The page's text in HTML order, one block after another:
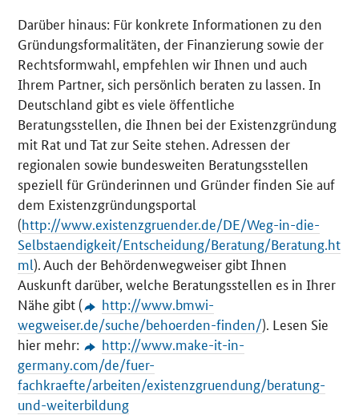
Darüber hinaus: Für konkrete Informationen zu den
Gründungsformalitäten, der Finanzierung sowie der
Rechtsformwahl, empfehlen wir Ihnen und auch
Ihrem Partner, sich persönlich beraten zu lassen. In
Deutschland gibt es viele öffentliche
Beratungsstellen, die Ihnen bei der Existenzgründung
mit Rat und Tat zur Seite stehen. Adressen der
regionalen sowie bundesweiten Beratungsstellen
speziell für Gründerinnen und Gründer finden Sie auf
dem Existenzgründungsportal
(http://www.existenzgruender.de/DE/Weg-in-die-
Selbstaendigkeit/Entscheidung/Beratung/Beratung.ht
ml). Auch der Behördenwegweiser gibt Ihnen
Auskunft darüber, welche Beratungsstellen es in Ihrer
Nähe gibt (
http://www.bmwi-
wegweiser.de/suche/behoerden-finden/). Lesen Sie
hier mehr:
http://www.make-it-in-
germany.com/de/fuer-
fachkraefte/arbeiten/existenzgruendung/beratung-
und-weiterbildung